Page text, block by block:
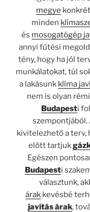
megye
minden
és mosogatógép
annyi fűtési
tény, hogy ha jól
munkálatokat, túl
a lakásunk klíma
nem is olyan
Budapesti
szempontjából.
kivitelezhető a terv,
előtt tartjuk
Egészen
Budapesti
választunk,
árakkevésbé
javítás árak,